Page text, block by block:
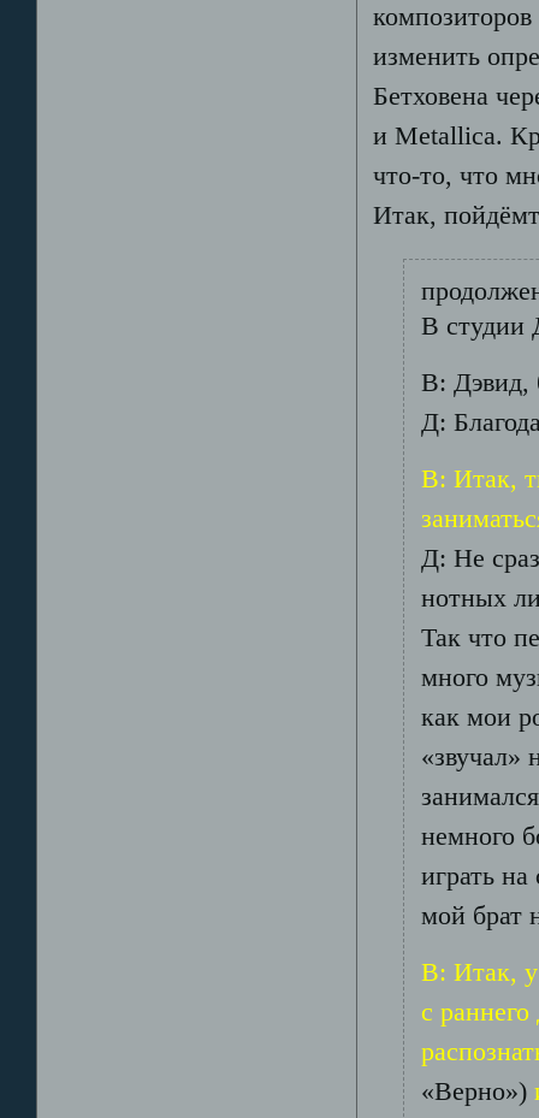
изменить
Бетховена
и Metallica.
что-то, что
Итак,
В студии
В: Дэвид,
Д:
В: Итак,
Д: Не
нотных
Так что
много
как мои
«звучал»
немного
играть
мой брат
В: Итак, у
с раннего
«Верно»)